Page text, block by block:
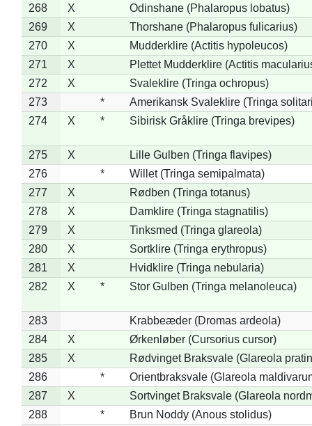
268
X
Odinshane (Phalaropus lobatus)
269
X
Thorshane (Phalaropus fulicarius)
270
X
Mudderklire (Actitis hypoleucos)
271
X
Plettet Mudderklire (Actitis
272
X
Svaleklire (Tringa ochropus)
273
*
Amerikansk Svaleklire (Tringa
274
X * Sibirisk Gråklire (Tringa brevipes)
275 X
Lille Gulben (Tringa flavipes)
276
*
Willet (Tringa semipalmata)
277
X
Rødben (Tringa totanus)
278
X
Damklire (Tringa stagnatilis)
279
X
Tinksmed (Tringa glareola)
280
X
Sortklire (Tringa erythropus)
281
X
Hvidklire (Tringa nebularia)
282
X * Stor Gulben (Tringa melanoleuca)
283
Krabbeæder (Dromas ardeola)
284
X
Ørkenløber (Cursorius cursor)
285
X
Rødvinget Braksvale (Glareola
286
*
Orientbraksvale (Glareola
287
X
Sortvinget Braksvale (Glareola
288
*
Brun Noddy (Anous stolidus)